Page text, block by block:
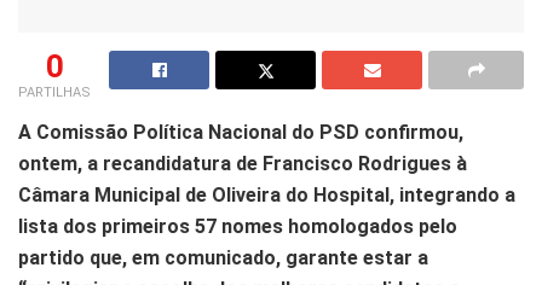
0
PARTILHAS
A Comissão Política Nacional do PSD confirmou,
ontem, a recandidatura de Francisco Rodrigues à
Câmara Municipal de Oliveira do Hospital, integrando a
lista dos primeiros 57 nomes homologados pelo
partido que, em comunicado, garante estar a